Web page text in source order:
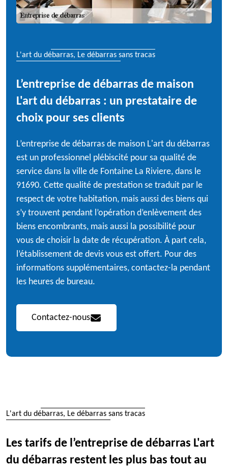
L'art du débarras, Le débarras sans tracas
L’entreprise de débarras de maison
L'art du débarras : un prestataire de
choix pour ses clients
L’entreprise de débarras de maison L'art du débarras
est un professionnel plébiscité pour sa qualité de
service dans la ville de Fontaine La Riviere, dans le
91690. Cette qualité de prestation se traduit par le
respect de votre habitation, mais aussi des biens qui
s’y trouvent pendant l’opération d’enlèvement des
biens encombrants, mais aussi la possibilité pour
vous de choisir la date de récupération. À part cela,
l’établissement de devis vous est offert. Pour des
informations supplémentaires, contactez-la pendant
les heures de bureau.
Contactez-nous
L'art du débarras, Le débarras sans tracas
Les tarifs de l’entreprise de débarras L'art
du débarras restent les plus bas tout au